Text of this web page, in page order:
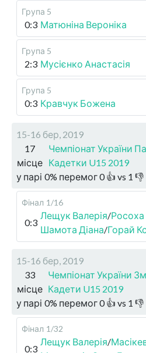
Група 5
0:3 Матюніна Вероніка
Група 5
2:3 Мусієнко Анастасія
Група 5
0:3 Кравчук Божена
15-16 бер, 2019
17
місце
Чемпіонат України
Кадетки U15 2019
у парі 0% перемог0👍 vs 1 👎
Фінал 1/16
0:3
Лещук Валерія/
Шамота Діана/Горай
15-16 бер, 2019
33
місце
Чемпіонат України
Кадети U15 2019
у парі 0% перемог0👍 vs 1 👎
Фінал 1/32
0:3
Лещук Валерія/